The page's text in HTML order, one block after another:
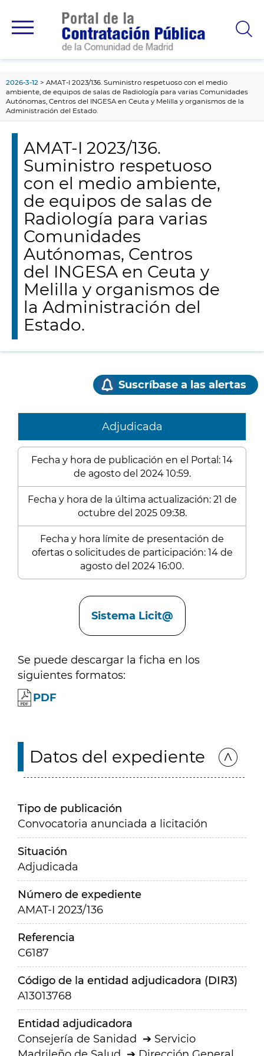
principal
2026-3-12
AMAT-I 2023/136. Suministro respetuoso con el medio
ambiente, de equipos de salas de Radiología para varias Comunidades
Autónomas, Centros del INGESA en Ceuta y Melilla y organismos de la
Administración del Estado.
AMAT-I 2023/136.
Suministro respetuoso
con el medio ambiente,
de equipos de salas de
Radiología para varias
Comunidades
Autónomas, Centros
del INGESA en Ceuta y
Melilla y organismos de
la Administración del
Estado.
Suscríbase a las alertas
Adjudicada
Fecha y hora de publicación en el Portal: 14
de agosto del 2024 10:59.
Fecha y hora de la última actualización: 21 de
octubre del 2025 09:38.
Fecha y hora límite de presentación de
ofertas o solicitudes de participación: 14 de
agosto del 2024 16:00.
Sistema Licit@
Se puede descargar la ficha en los
siguientes formatos:
PDF
Datos del expediente
Tipo de publicación
Convocatoria anunciada a licitación
Situación
Adjudicada
Número de expediente
AMAT-I 2023/136
Referencia
C6187
Código de la entidad adjudicadora (DIR3)
A13013768
Entidad adjudicadora
Consejería de Sanidad
Servicio